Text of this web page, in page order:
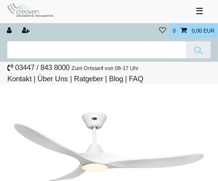
☰
0 0,00 EUR
03447 / 843 8000 Zum Ortstarif von 08-17 Uhr
Kontakt | Über Uns | Ratgeber | Blog | FAQ